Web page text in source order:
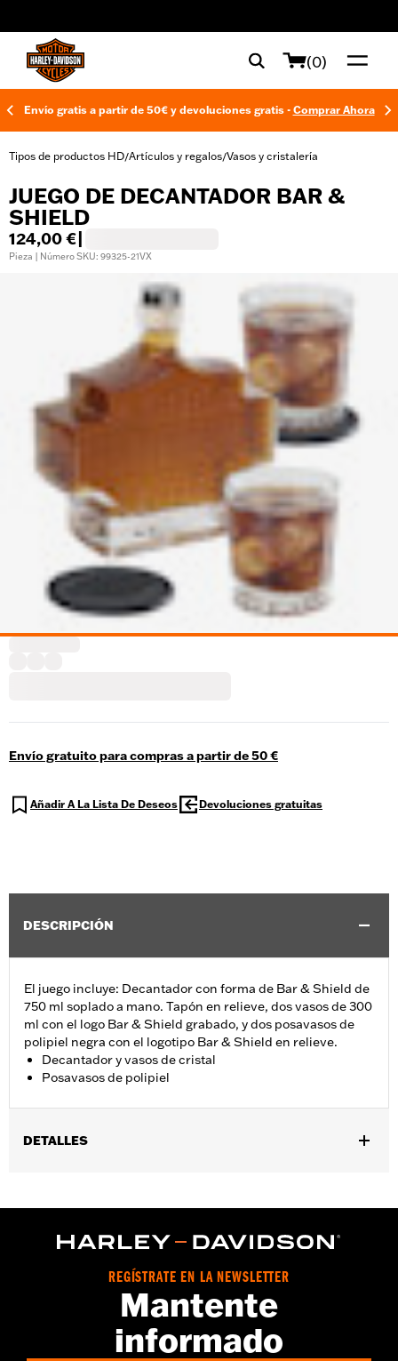
(0)
Envío gratis a partir de 50€ y devoluciones gratis - Comprar Ahora
Tipos de productos HD/Artículos y regalos/Vasos y cristalería
JUEGO DE DECANTADOR BAR &
SHIELD
124,00 €
Pieza | Número SKU: 99325-21VX
Envío gratuito para compras a partir de 50 €
Añadir A La Lista De Deseos Devoluciones gratuitas
DESCRIPCIÓN
El juego incluye: Decantador con forma de Bar & Shield de
750 ml soplado a mano. Tapón en relieve, dos vasos de 300
ml con el logo Bar & Shield grabado, y dos posavasos de
polipiel negra con el logotipo Bar & Shield en relieve.
Decantador y vasos de cristal
Posavasos de polipiel
DETALLES
Dimension Description:Decantador: 6,75 Ancho x 7 Alto x 2,5
REGÍSTRATE EN LA NEWSLETTER
Mantente
informado